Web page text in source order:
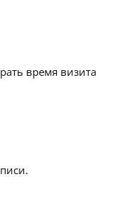
время визита